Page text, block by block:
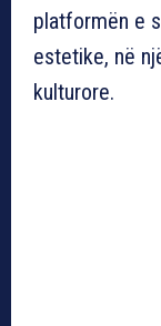
platformën e
estetike, në
kulturore.